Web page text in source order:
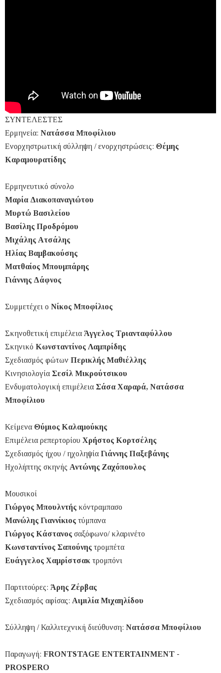
ΣΥΝΤΕΛΕΣΤΕΣ
Ερμηνεία: Νατάσσα Μποφίλιου
Ενορχηστρωτική σύλληψη / ενορχηστρώσεις: Θέμης
Καραμουρατίδης
Ερμηνευτικό σύνολο
Μαρία Διακοπαναγιώτου
Μυρτώ Βασιλείου
Βασίλης Προδρόμου
Μιχάλης Ατσάλης
Ηλίας Βαμβακούσης
Ματθαίος Μπουμπάρης
Γιάννης Δάφνος
Συμμετέχει ο Νίκος Μποφίλιος
Σκηνοθετική επιμέλεια Άγγελος Τριανταφύλλου
Σκηνικό Κωνσταντίνος Λαμπρίδης
Σχεδιασμός φώτων Περικλής Μαθιέλλης
Κινησιολογία Σεσίλ Μικρούτσικου
Ενδυματολογική επιμέλεια Σάσα Χαραρά, Νατάσσα
Μποφίλιου
Κείμενα Θύμιος Καλαμούκης
Επιμέλεια ρεπερτορίου Χρήστος Κορτσέλης
Σχεδιασμός ήχου / ηχοληψία Γιάννης Παξεβάνης
Ηχολήπτης σκηνής Αντώνης Ζαχόπουλος
Μουσικοί
Γιώργος Μπουλντής κόντραμπασο
Μανώλης Γιαννίκιος τύμπανα
Γιώργος Κάστανος σαξόφωνο/ κλαρινέτο
Κωνσταντίνος Σαπούνης τρομπέτα
Ευάγγελος Χαμρίστσακ τρομπόνι
Παρτιτούρες: Άρης Ζέρβας
Σχεδιασμός αφίσας: Αιμιλία Μιχαηλίδου
Σύλληψη / Καλλιτεχνική διεύθυνση: Νατάσσα Μποφίλιου
Παραγωγή: FRONTSTAGE ENTERTAINMENT -
PROSPERO